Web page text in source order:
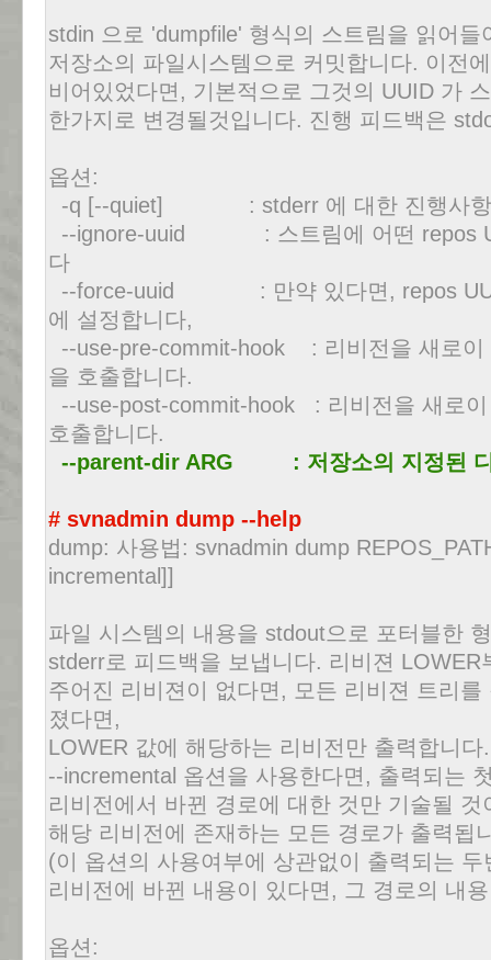
stdin 으로 'dumpfile' 형식의 스트림을 읽어들
저장소의 파일시스템으로 커밋합니다. 이전
비어있었다면, 기본적으로 그것의 UUID 가
한가지로 변경될것입니다. 진행 피드백은
옵션:
-q [--quiet] : stderr 에 대한 진행사항
--ignore-uuid : 스트림에 어떤 repos
다
--force-uuid : 만약 있다면, repos
에 설정합니다,
--use-pre-commit-hook : 리비전을 새로이
을 호출합니다.
--use-post-commit-hook : 리비전을 새로
호출합니다.
--parent-dir ARG : 저장소의 지정된 디
# svnadmin dump --help
dump: 사용법: svnadmin dump
incremental]]
파일 시스템의 내용을 stdout으로 포터블한
stderr로 피드백을 보냅니다. 리비젼
주어진 리비젼이 없다면, 모든 리비젼 트리
졌다면,
LOWER 값에 해당하는 리비전만 출력합니다.
--incremental 옵션을 사용한다면, 출력되는
리비전에서 바뀐 경로에 대한 것만 기술될
해당 리비전에 존재하는 모든 경로가 출력됩
(이 옵션의 사용여부에 상관없이 출력되는
리비전에 바뀐 내용이 있다면, 그 경로의 내
옵션: